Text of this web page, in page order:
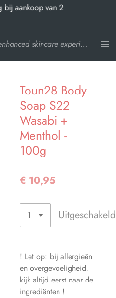
skincare experience
bij aankoop van 2
Toun28 Body
Soap S22
Wasabi +
Menthol -
100g
€ 10,95
Uitgeschakeld
! Let op: bij allergieën
en overgevoeligheid,
kijk altijd eerst naar de
ingrediënten !